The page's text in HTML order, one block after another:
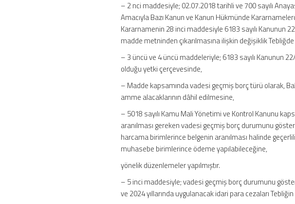
– 2 nci maddesiyle; 02.07.2018 tarihli ve 700 sayılı
Amacıyla Bazı Kanun ve Kanun Hükmünde
Kararnamenin 28 inci maddesiyle 6183 sayılı Kanunun
madde metninden çıkarılmasına ilişkin değişiklik
– 3 üncü ve 4 üncü maddeleriyle; 6183 sayılı Kanunun
olduğu yetki çerçevesinde,
– Madde kapsamında vadesi geçmiş borç türü olarak,
amme alacaklarının dâhil edilmesine,
– 5018 sayılı Kamu Mali Yönetimi ve Kontrol Kanunu
aranılması gereken vadesi geçmiş borç durumunu
harcama birimlerince belgenin aranılması halinde
muhasebe birimlerince ödeme yapılabileceğine,
yönelik düzenlemeler yapılmıştır.
– 5 inci maddesiyle; vadesi geçmiş borç durumunu
ve 2024 yıllarında uygulanacak idari para cezaları